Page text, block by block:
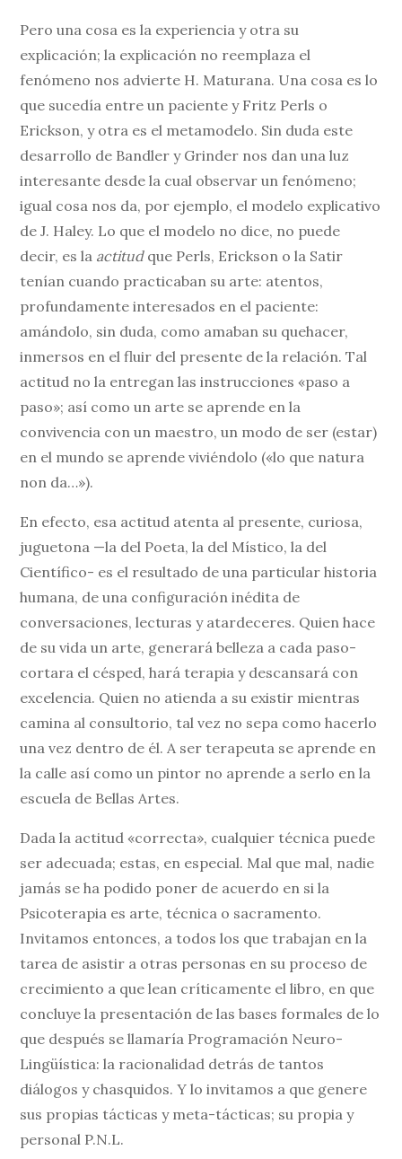
Pero una cosa es la experiencia y otra su
explicación; la explicación no reemplaza el
fenómeno nos advierte H. Maturana. Una cosa es lo
que sucedía entre un paciente y Fritz Perls o
Erickson, y otra es el metamodelo. Sin duda este
desarrollo de Bandler y Grinder nos dan una luz
interesante desde la cual observar un fenómeno;
igual cosa nos da, por ejemplo, el modelo explicativo
de J. Haley. Lo que el modelo no dice, no puede
decir, es la actitudque Perls, Erickson o la Satir
tenían cuando practicaban su arte: atentos,
profundamente interesados en el paciente:
amándolo, sin duda, como amaban su quehacer,
inmersos en el fluir del presente de la relación. Tal
actitud no la entregan las instrucciones «paso a
paso»; así como un arte se aprende en la
convivencia con un maestro, un modo de ser (estar)
en el mundo se aprende viviéndolo («lo que natura
non da…»).
En efecto, esa actitud atenta al presente, curiosa,
juguetona —la del Poeta, la del Místico, la del
Científico- es el resultado de una particular historia
humana, de una configuración inédita de
conversaciones, lecturas y atardeceres. Quien hace
de su vida un arte, generará belleza a cada paso-
cortara el césped, hará terapia y descansará con
excelencia. Quien no atienda a su existir mientras
camina al consultorio, tal vez no sepa como hacerlo
una vez dentro de él. A ser terapeuta se aprende en
la calle así como un pintor no aprende a serlo en la
escuela de Bellas Artes.
Dada la actitud «correcta», cualquier técnica puede
ser adecuada; estas, en especial. Mal que mal, nadie
jamás se ha podido poner de acuerdo en si la
Psicoterapia es arte, técnica o sacramento.
Invitamos entonces, a todos los que trabajan en la
tarea de asistir a otras personas en su proceso de
crecimiento a que lean críticamente el libro, en que
concluye la presentación de las bases formales de lo
que después se llamaría Programación Neuro-
Lingüística: la racionalidad detrás de tantos
diálogos y chasquidos. Y lo invitamos a que genere
sus propias tácticas y meta-tácticas; su propia y
personal P.N.L.